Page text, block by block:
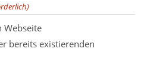
Webseite
bereits existierenden